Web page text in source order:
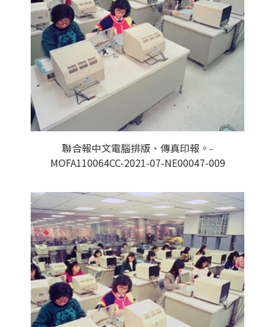
聯合報中文電腦排版、傳真印報。-
MOFA110064CC-2021-07-NE00047-009